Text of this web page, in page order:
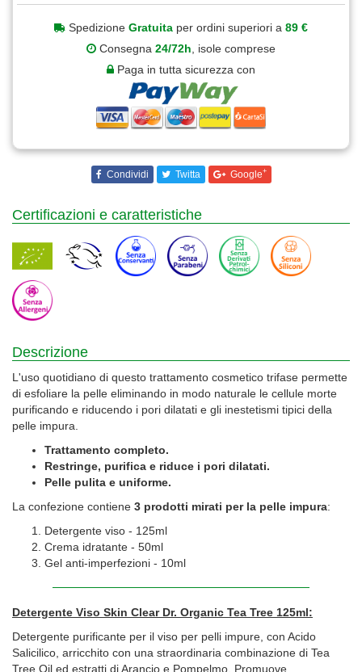
Spedizione Gratuita per ordini superiori a 89 €
Consegna 24/72h , isole comprese
Paga in tutta sicurezza con
Condividi Twitta Google+
Certificazioni e caratteristiche
Descrizione
L'uso quotidiano di questo trattamento cosmetico trifase permette
di esfoliare la pelle eliminando in modo naturale le cellule morte
purificando e riducendo i pori dilatati e gli inestetismi tipici della
pelle impura.
Trattamento completo.
Restringe, purifica e riduce i pori dilatati.
Pelle pulita e uniforme.
La confezione contiene 3 prodotti mirati per la pelle impura:
Detergente viso - 125ml
Crema idratante - 50ml
Gel anti-imperfezioni - 10ml
Detergente Viso Skin Clear Dr. Organic Tea Tree 125ml:
Detergente purificante per il viso per pelli impure, con Acido
Salicilico, arricchito con una straordinaria combinazione di Tea
Tree Oil ed estratti di Arancio e Pompelmo. Promuove